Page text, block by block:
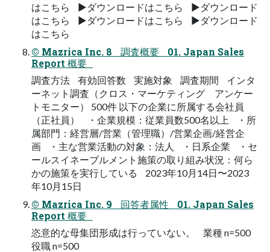
はこちら ▶ダウンロードはこちら ▶ダウンロード
はこちら ▶ダウンロードはこちら ▶ダウンロード
はこちら
© Mazrica Inc. 8 調査概要 01. Japan Sales
Report 概要
調査方法 有効回答数 実施対象 調査期間 インタ
ーネット調査（クロス・マーケティング アンケー
トモニター） 500件 以下の企業に所属する会社員
（正社員） ・企業規模：従業員数500名以上 ・所
属部門：経営層/営業（管理職）/営業企画/経営企
画 ・主な営業活動の対象：法人 ・日系企業 ・セ
ールスイネーブルメント施策の取り組み状況：何ら
かの施策を実行している 2023年10月14日〜2023
年10月15日
© Mazrica Inc. 9 回答者属性 01. Japan Sales
Report 概要
恣意的な母集団形成は行っていない。 業種 n=500
役職 n=500